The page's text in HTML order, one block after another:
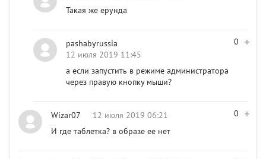
Такая же ерунда
0
pashabyrussia
12 июля 2019 11:45
а если запустить в режиме администратора
через правую кнопку мыши?
0
Wizar07
12 июля 2019 06:21
И где таблетка? в образе ее нет